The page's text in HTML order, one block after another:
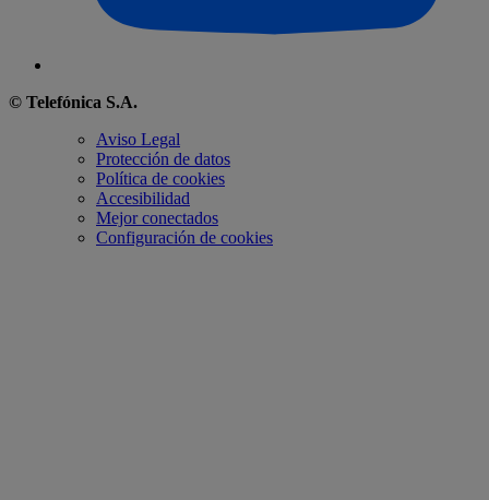
© Telefónica S.A.
Aviso Legal
Protección de datos
Política de cookies
Accesibilidad
Mejor conectados
Configuración de cookies